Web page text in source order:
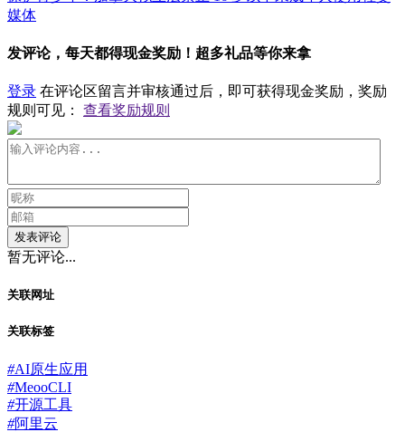
媒体
发评论，每天都得现金奖励！超多礼品等你来拿
登录 在评论区留言并审核通过后，即可获得现金奖励，奖励
规则可见： 查看奖励规则
发表评论
暂无评论...
关联网址
关联标签
#AI原生应用
#MeooCLI
#开源工具
#阿里云